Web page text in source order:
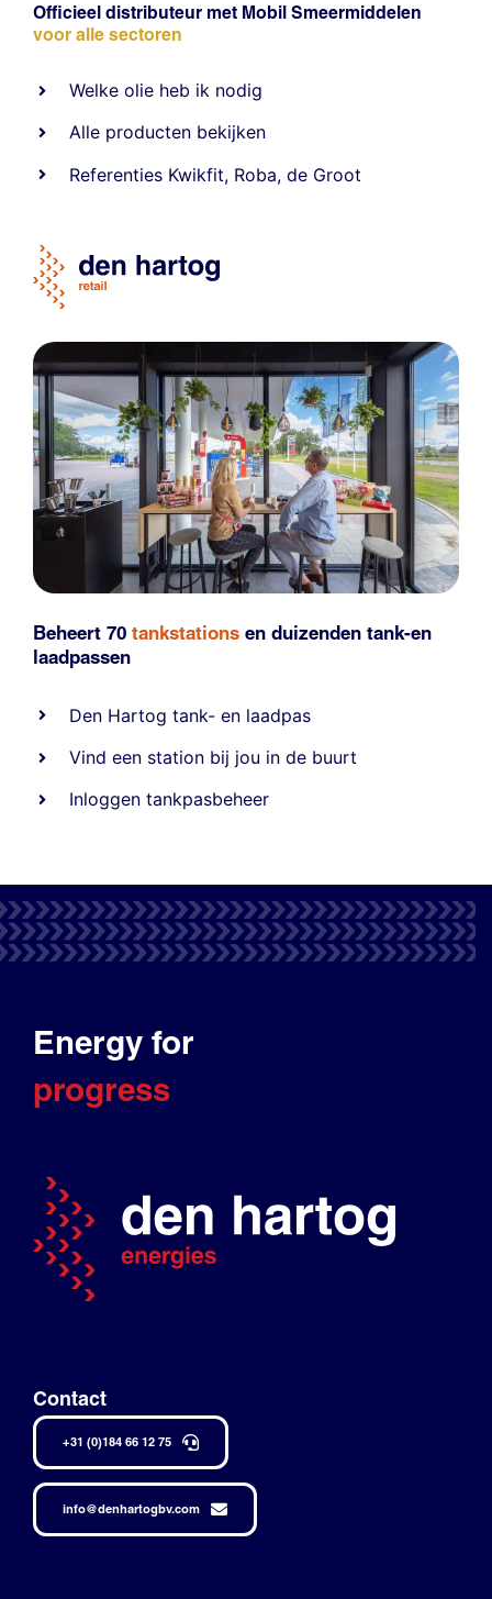
Officieel distributeur met Mobil Smeermiddelen
voor alle sectoren
Welke olie heb ik nodig
Alle producten bekijken
Referenties Kwikfit, Roba,de Groot
Beheert 70 tankstations en duizenden tank-en
laadpassen
Den Hartog tank- en laadpas
Vind een station bij jou in de buurt
Inloggen tankpasbeheer
Energy for
progress
Contact
+31 (0)184 66 12 75
info@denhartogbv.com